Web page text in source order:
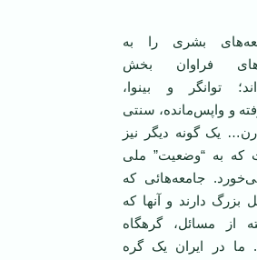
بشری را به
فراوان بخش
توانگر و بینوا،
و واپس‌مانده، سنتی
یک گونه دیگر نیز
که به “وضعیت” ملی
جامعه‌هائی که
بزرگ دارند و آنها که
از مسائل، گرهگاه
ما در ایران یک گره